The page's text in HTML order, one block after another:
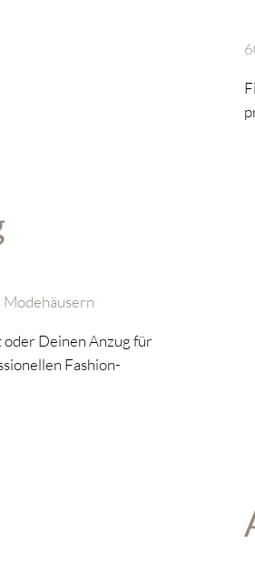
Deinen Anzug für
Fashion-